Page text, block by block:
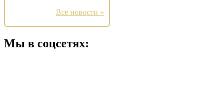
Все новости »
Мы в соцсетях: